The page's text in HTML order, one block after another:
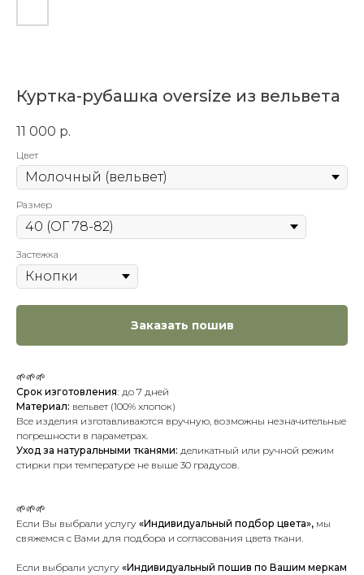
Куртка-рубашка oversize из вельвета
11 000 р.
Цвет
Размер
Застежка
Заказать пошив
🌱🌱🌱
Срок изготовления: до 7 дней
Материал: вельвет (100% хлопок)
Все изделия изготавливаются вручную, возможны незначительные
погрешности в параметрах.
Уход за натуральными тканями: деликатный или ручной режим
стирки при температуре не выше 30 градусов.
🌱🌱🌱
Если Вы выбрали услугу «Индивидуальный подбор цвета», мы
свяжемся с Вами для подбора и согласования цвета ткани.
Если выбрали услугу «Индивидуальный пошив по Вашим меркам